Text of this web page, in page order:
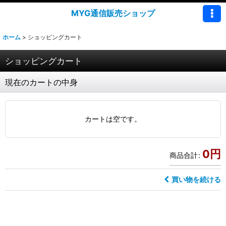
MYG通信販売ショップ
ホーム > ショッピングカート
ショッピングカート
現在のカートの中身
カートは空です。
商品合計: 0円
買い物を続ける